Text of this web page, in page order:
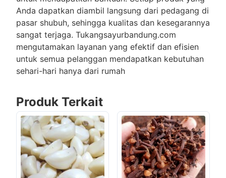
Anda dapatkan diambil langsung dari pedagang di
pasar shubuh, sehingga kualitas dan kesegarannya
sangat terjaga. Tukangsayurbandung.com
mengutamakan layanan yang efektif dan efisien
untuk semua pelanggan mendapatkan kebutuhan
sehari-hari hanya dari rumah
Produk Terkait